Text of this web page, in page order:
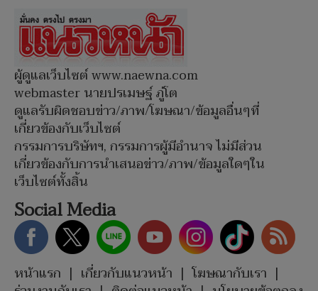
ผู้ดูแลเว็บไซต์ www.naewna.com
webmaster นายปรเมษฐ์ ภู่โต
ดูแลรับผิดชอบข่าว/ภาพ/โฆษณา/ข้อมูลอื่นๆที่
เกี่ยวข้องกับเว็บไซต์
กรรมการบริษัทฯ, กรรมการผู้มีอำนาจ ไม่มีส่วน
เกี่ยวข้องกับการนำเสนอข่าว/ภาพ/ข้อมูลใดๆใน
เว็บไซต์ทั้งสิ้น
Social Media
หน้าแรก | เกี่ยวกับแนวหน้า | โฆษณากับเรา |